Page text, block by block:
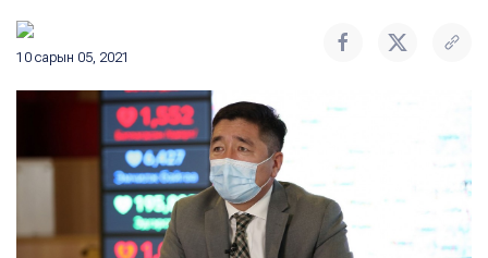
10 сарын 05, 2021